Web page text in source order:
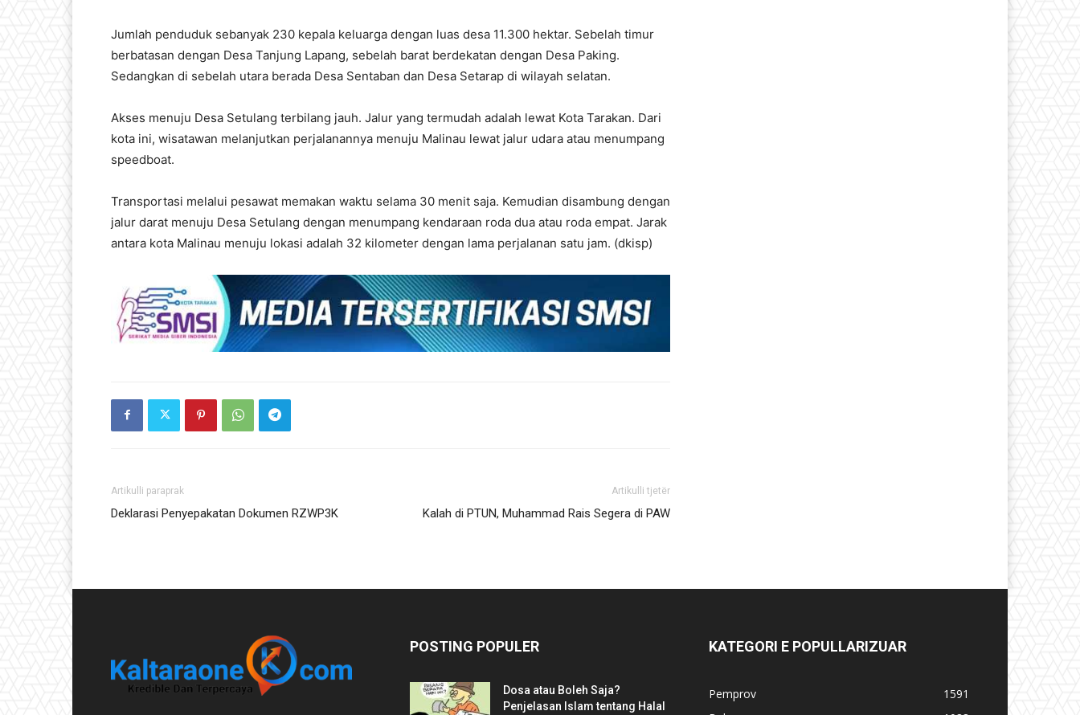
Jumlah penduduk sebanyak 230 kepala keluarga dengan luas desa 11.300 hektar. Sebelah timur
berbatasan dengan Desa Tanjung Lapang, sebelah barat berdekatan dengan Desa Paking.
Sedangkan di sebelah utara berada Desa Sentaban dan Desa Setarap di wilayah selatan.
Akses menuju Desa Setulang terbilang jauh. Jalur yang termudah adalah lewat Kota Tarakan. Dari
kota ini, wisatawan melanjutkan perjalanannya menuju Malinau lewat jalur udara atau menumpang
speedboat.
Transportasi melalui pesawat memakan waktu selama 30 menit saja. Kemudian disambung dengan
jalur darat menuju Desa Setulang dengan menumpang kendaraan roda dua atau roda empat. Jarak
antara kota Malinau menuju lokasi adalah 32 kilometer dengan lama perjalanan satu jam. (dkisp)
Artikulli paraprak
Deklarasi Penyepakatan Dokumen RZWP3K
Artikulli tjetër
Kalah di PTUN, Muhammad Rais Segera di PAW
POSTING POPULER
Dosa atau Boleh Saja?
Penjelasan Islam tentang Halal
KATEGORI E POPULLARIZUAR
Pemprov
1591